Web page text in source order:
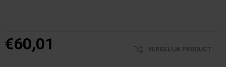
€60,01 VERGELIJK PRODUCT